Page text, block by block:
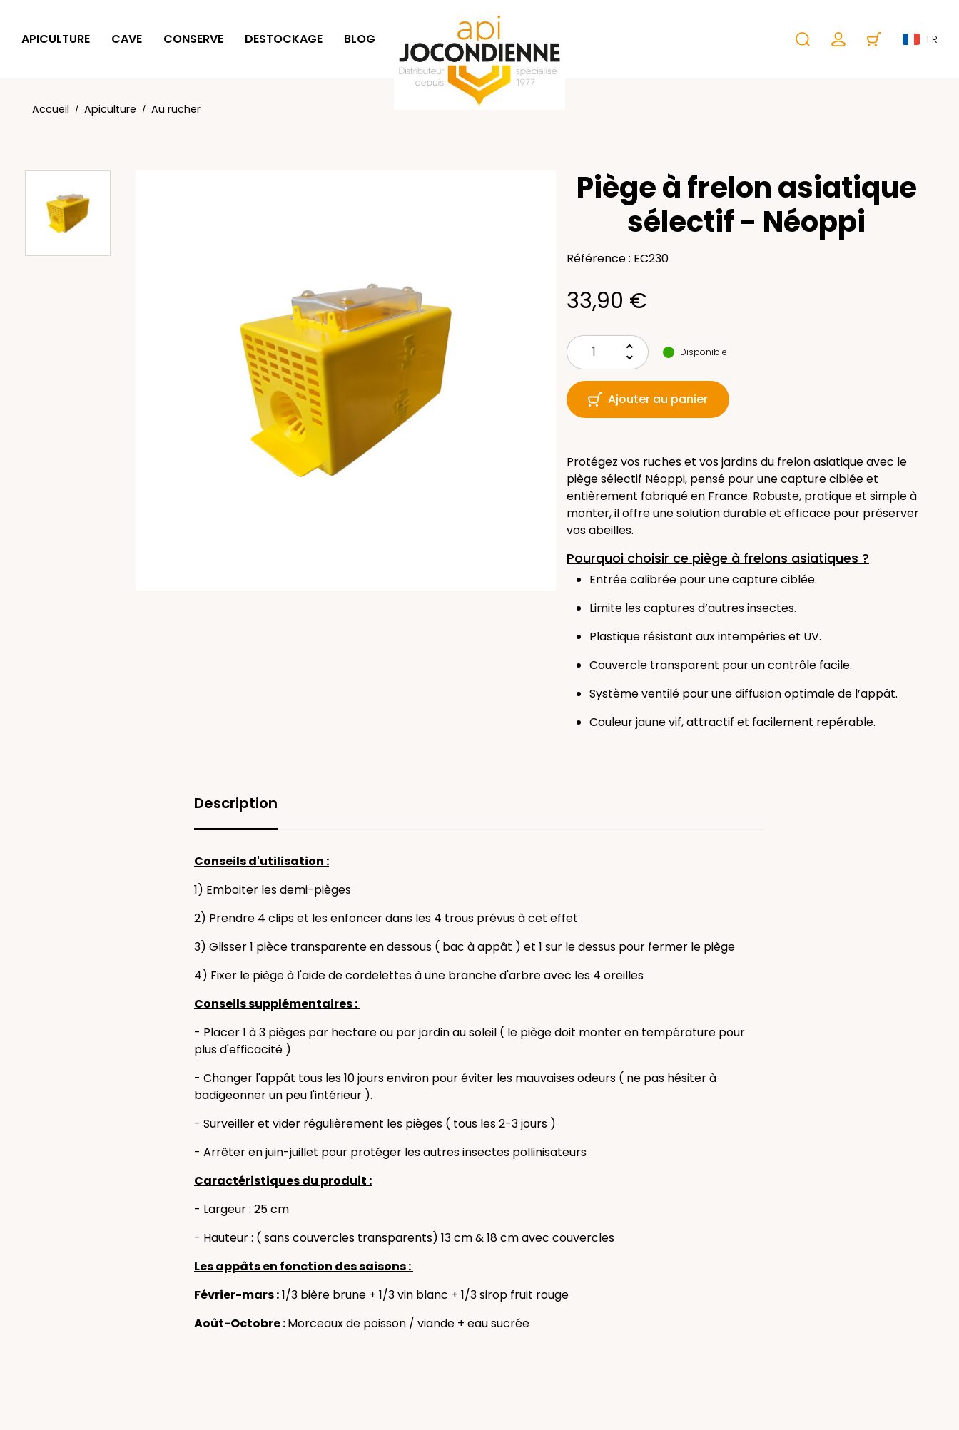
APICULTURE CAVE CONSERVE DESTOCKAGE BLOG SÉLECTION CADEAUX FR
Accueil Apiculture Au rucher
Piège à frelon asiatique
sélectif - Néoppi
Référence : EC230
33,90 €
keyboard_arrow_up
keyboard_arrow_down
Disponible
Ajouter au panier
Protégez vos ruches et vos jardins du frelon asiatique avec le
piège sélectif Néoppi, pensé pour une capture ciblée et
entièrement fabriqué en France. Robuste, pratique et simple à
monter, il offre une solution durable et efficace pour préserver
vos abeilles.
Pourquoi choisir ce piège à frelons asiatiques ?
Entrée calibrée pour une capture ciblée.
Limite les captures d’autres insectes.
Plastique résistant aux intempéries et UV.
Couvercle transparent pour un contrôle facile.
Système ventilé pour une diffusion optimale de l’appât.
Couleur jaune vif, attractif et facilement repérable.
Description
Conseils d'utilisation :
1) Emboiter les demi-pièges
2) Prendre 4 clips et les enfoncer dans les 4 trous prévus à cet effet
3) Glisser 1 pièce transparente en dessous ( bac à appât ) et 1 sur le dessus pour fermer le piège
4) Fixer le piège à l'aide de cordelettes à une branche d'arbre avec les 4 oreilles
Conseils supplémentaires :
- Placer 1 à 3 pièges par hectare ou par jardin au soleil ( le piège doit monter en température pour
plus d'efficacité )
- Changer l'appât tous les 10 jours environ pour éviter les mauvaises odeurs ( ne pas hésiter à
badigeonner un peu l'intérieur ).
- Surveiller et vider régulièrement les pièges ( tous les 2-3 jours )
- Arrêter en juin-juillet pour protéger les autres insectes pollinisateurs
Caractéristiques du produit :
- Largeur : 25 cm
- Hauteur : ( sans couvercles transparents) 13 cm & 18 cm avec couvercles
Les appâts en fonction des saisons :
Février-mars :1/3 bière brune + 1/3 vin blanc + 1/3 sirop fruit rouge
Août-Octobre :Morceaux de poisson / viande + eau sucrée